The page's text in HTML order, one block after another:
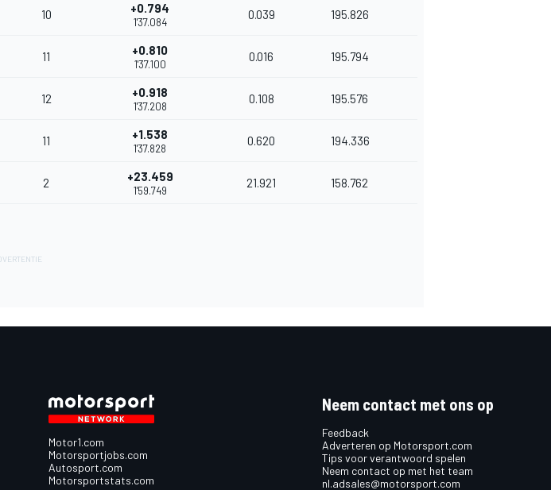
10 +0.794
1'37.084
0.039 195.826
11 +0.810
1'37.100
0.016 195.794
12 +0.918
1'37.208
0.108 195.576
11 +1.538
1'37.828
0.620 194.336
2 +23.459
1'59.749
21.921 158.762
Motor1.com
Motorsportjobs.com
Autosport.com
Motorsportstats.com
Neem contact met ons op
Feedback
Adverteren op Motorsport.com
Tips voor verantwoord spelen
Neem contact op met het team
nl.adsales@motorsport.com